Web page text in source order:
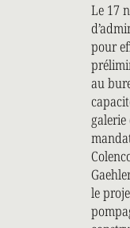
Le 17
pour
au
le